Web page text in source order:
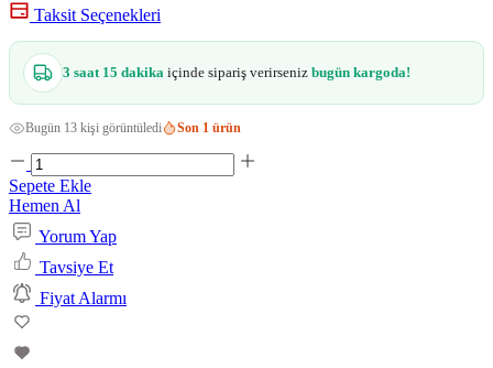
Taksit Seçenekleri
3 saat 15 dakika içinde sipariş verirseniz bugün kargoda!
Bugün 13 kişi görüntüledi Son 1 ürün
Sepete Ekle
Hemen Al
Yorum Yap
Tavsiye Et
Fiyat Alarmı